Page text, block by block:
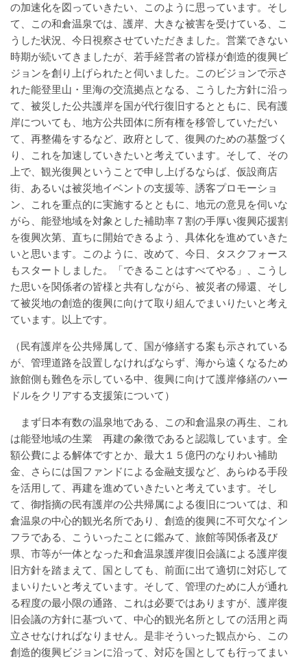
の加速化を図っていきたい、このように思っています。そし
て、この和倉温泉では、護岸、大きな被害を受けている、こ
うした状況、今日視察させていただきました。営業できない
時期が続いてきましたが、若手経営者の皆様が創造的復興ビ
ジョンを創り上げられたと伺いました。このビジョンで示さ
れた能登里山・里海の交流拠点となる、こうした方針に沿っ
て、被災した公共護岸を国が代行復旧するとともに、民有護
岸についても、地方公共団体に所有権を移管していただい
て、再整備をするなど、政府として、復興のための基盤づく
り、これを加速していきたいと考えています。そして、その
上で、観光復興ということで申し上げるならば、仮設商店
街、あるいは被災地イベントの支援等、誘客プロモーショ
ン、これを重点的に実施するとともに、地元の意見を伺いな
がら、能登地域を対象とした補助率７割の手厚い復興応援割
を復興次第、直ちに開始できるよう、具体化を進めていきた
いと思います。このように、改めて、今日、タスクフォース
もスタートしました。「できることはすべてやる」、こうし
た思いを関係者の皆様と共有しながら、被災者の帰還、そし
て被災地の創造的復興に向けて取り組んでまいりたいと考え
ています。以上です。
（民有護岸を公共帰属して、国が修繕する案も示されている
が、管理道路を設置しなければならず、海から遠くなるため
旅館側も難色を示している中、復興に向けて護岸修繕のハー
ドルをクリアする支援策について）
まず日本有数の温泉地である、この和倉温泉の再生、これ
は能登地域の生業 再建の象徴であると認識しています。全
額公費による解体ですとか、最大１５億円のなりわい補助
金、さらには国ファンドによる金融支援など、あらゆる手段
を活用して、再建を進めていきたいと考えています。そし
て、御指摘の民有護岸の公共帰属による復旧については、和
倉温泉の中心的観光名所であり、創造的復興に不可欠なイン
フラである、こういったことに鑑みて、旅館等関係者及び
県、市等が一体となった和倉温泉護岸復旧会議による護岸復
旧方針を踏まえて、国としても、前面に出て適切に対応して
まいりたいと考えています。そして、管理のために人が通れ
る程度の最小限の通路、これは必要ではありますが、護岸復
旧会議の方針に基づいて、中心的観光名所としての活用と両
立させなければなりません。是非そういった観点から、この
創造的復興ビジョンに沿って、対応を国としても行ってまい